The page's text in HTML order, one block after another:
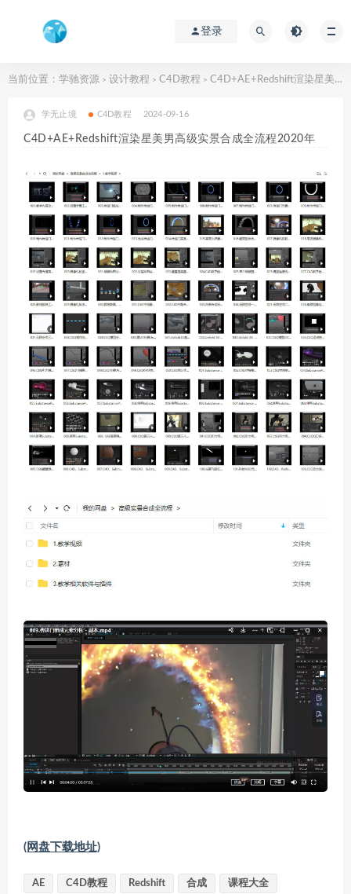
登录
当前位置： 学驰资源 > 设计教程 > C4D教程 > C4D+AE+Redshift渲染星美男高级实景合成全流程2020年
学无止境 C4D教程 2024-09-16
C4D+AE+Redshift渲染星美男高级实景合成全流程2020年
(网盘下载地址)
AE C4D教程 Redshift 合成 课程大全